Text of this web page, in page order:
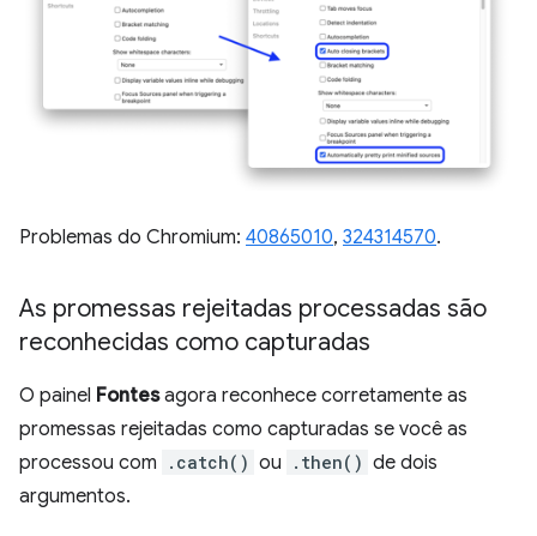
Problemas do Chromium: 40865010, 324314570.
As promessas rejeitadas processadas são
reconhecidas como capturadas
O painel Fontesagora reconhece corretamente as
promessas rejeitadas como capturadas se você as
processou com
.catch() ou .then() de dois
argumentos.